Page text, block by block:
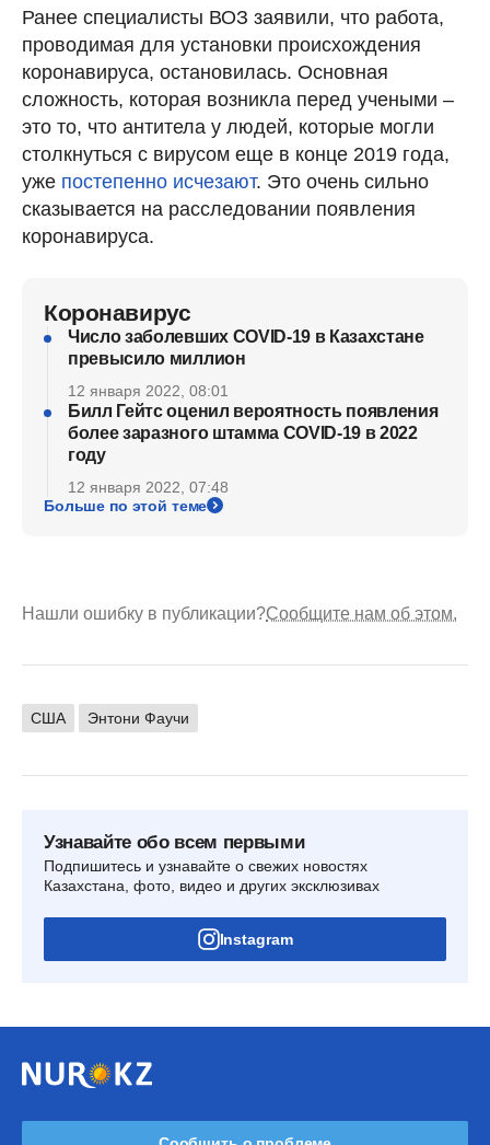
Ранее специалисты ВОЗ заявили, что работа,
проводимая для установки происхождения
коронавируса, остановилась. Основная
сложность, которая возникла перед учеными –
это то, что антитела у людей, которые могли
столкнуться с вирусом еще в конце 2019 года,
уже постепенно исчезают. Это очень сильно
сказывается на расследовании появления
коронавируса.
Коронавирус
Число заболевших COVID-19 в Казахстане
превысило миллион
12 января 2022, 08:01
Билл Гейтс оценил вероятность появления
более заразного штамма COVID-19 в 2022
году
12 января 2022, 07:48
Больше по этой теме
Нашли ошибку в публикации?Сообщите нам об этом.
США Энтони Фаучи
Узнавайте обо всем первыми
Подпишитесь и узнавайте о свежих новостях
Казахстана, фото, видео и других эксклюзивах
Instagram